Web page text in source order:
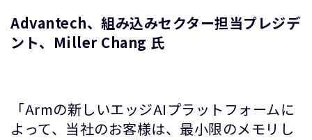
Advantech、組み込みセクター担当プレジデ
ント、Miller Chang 氏
「Armの新しいエッジAIプラットフォームに
よって、当社のお客様は、最小限のメモリし